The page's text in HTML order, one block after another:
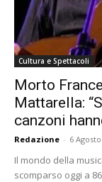
Cultura e Spettacoli
Morto
Mattarella:
canzoni
Redazione - 6
Il mondo della
scomparso oggi a